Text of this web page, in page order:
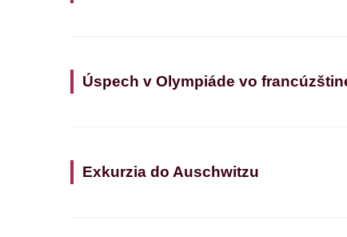
Úspech v Olympiáde vo
Exkurzia do Auschwitzu